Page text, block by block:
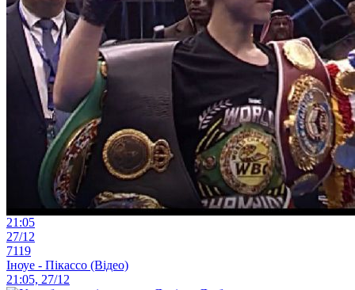
21:05
27/12
7119
Іноуе - Пікассо (Відео)
21:05, 27/12